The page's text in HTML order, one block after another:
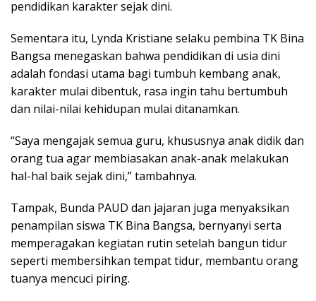
pendidikan karakter sejak dini.
Sementara itu, Lynda Kristiane selaku pembina TK Bina
Bangsa menegaskan bahwa pendidikan di usia dini
adalah fondasi utama bagi tumbuh kembang anak,
karakter mulai dibentuk, rasa ingin tahu bertumbuh
dan nilai-nilai kehidupan mulai ditanamkan.
“Saya mengajak semua guru, khususnya anak didik dan
orang tua agar membiasakan anak-anak melakukan
hal-hal baik sejak dini,” tambahnya.
Tampak, Bunda PAUD dan jajaran juga menyaksikan
penampilan siswa TK Bina Bangsa, bernyanyi serta
memperagakan kegiatan rutin setelah bangun tidur
seperti membersihkan tempat tidur, membantu orang
tuanya mencuci piring.